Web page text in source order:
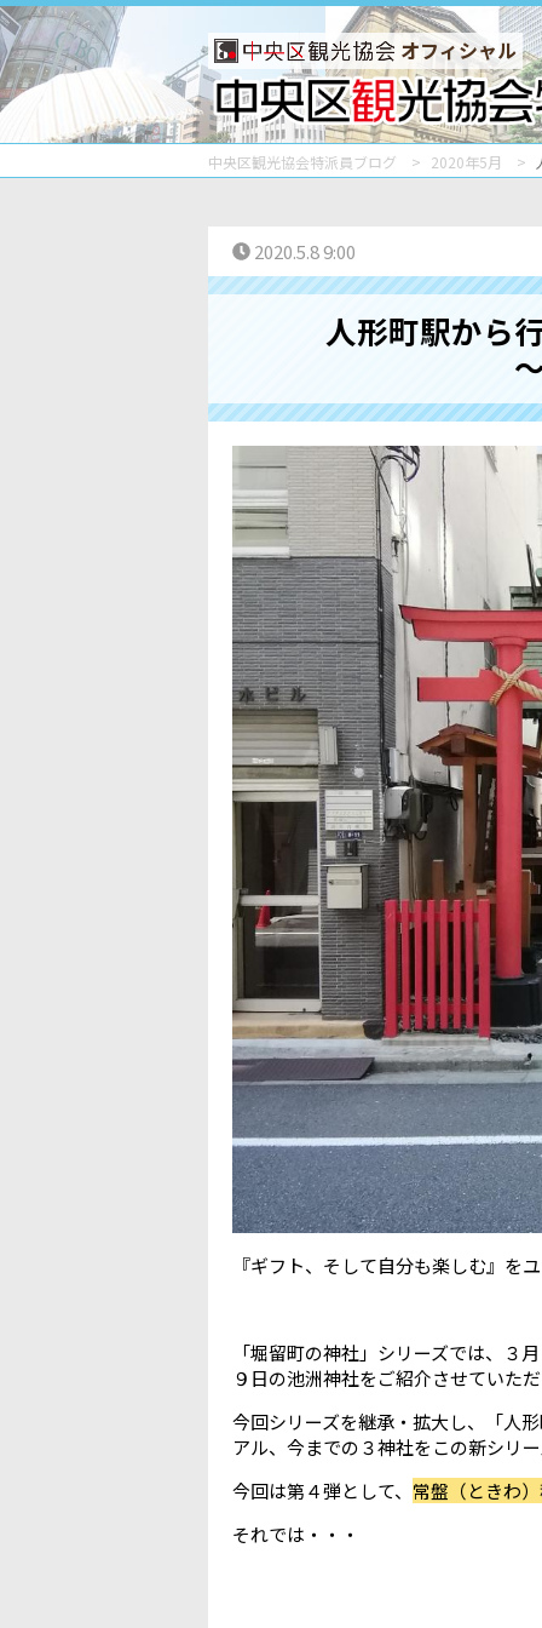
オフィシャル
中央区観光協会特派員ブログ 2020年5月
2020.5.8 9:00
人形町駅から
『ギフト、そして自分も楽しむ』
「堀留町の神社」シリーズでは、３
９日の池洲神社をご紹介させていた
今回シリーズを継承・拡大し、「人
アル、今までの３神社をこの新シ
今回は第４弾として、 常盤（ときわ
それでは・・・